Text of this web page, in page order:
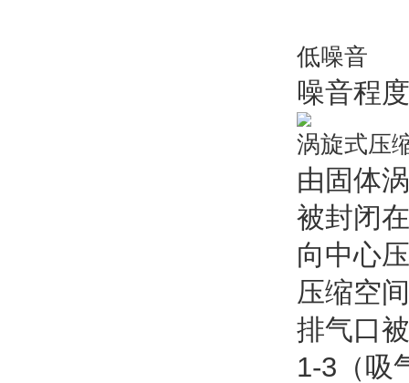
低噪音
噪音程
涡旋式压
由固体
被封闭
向中心
压缩空
排气口
1-3（吸